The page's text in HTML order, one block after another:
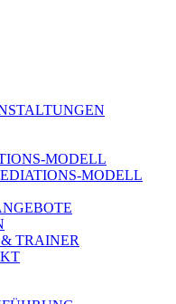
MODELL
MODELL
TRAINER